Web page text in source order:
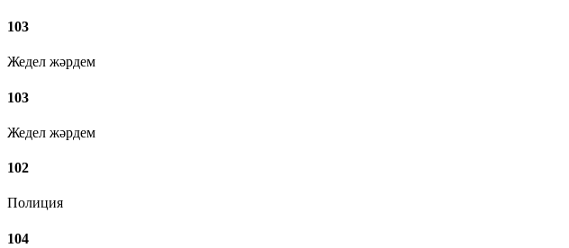
103
Жедел жәрдем
103
Жедел жәрдем
102
Полиция
104